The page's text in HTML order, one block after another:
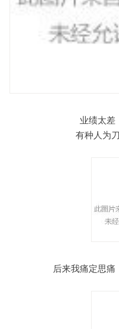
业绩太差
有种人为
后来我痛定思痛